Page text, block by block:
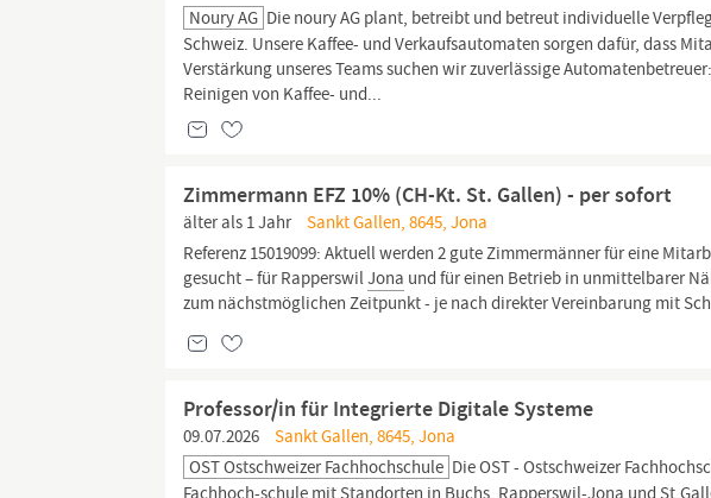
Noury AG Die noury AG plant, betreibt und betreut individuelle
Schweiz. Unsere Kaffee- und Verkaufsautomaten sorgen dafür, dass
Verstärkung unseres Teams suchen wir zuverlässige
Reinigen von Kaffee- und...
Zimmermann EFZ 10% (CH-Kt. St. Gallen) - per sofort
älter als 1 Jahr
Sankt Gallen, 8645, Jona
Referenz 15019099: Aktuell werden 2 gute Zimmermänner für eine
gesucht – für RapperswilJona und für einen Betrieb in unmittelbarer
zum nächstmöglichen Zeitpunkt - je nach direkter Vereinbarung mit
Professor/in für Integrierte Digitale Systeme
09.07.2026
Sankt Gallen, 8645, Jona
OST Ostschweizer Fachhochschule Die OST - Ostschweizer
Fachhoch-schule mit Standorten in Buchs, Rapperswil-Jona und